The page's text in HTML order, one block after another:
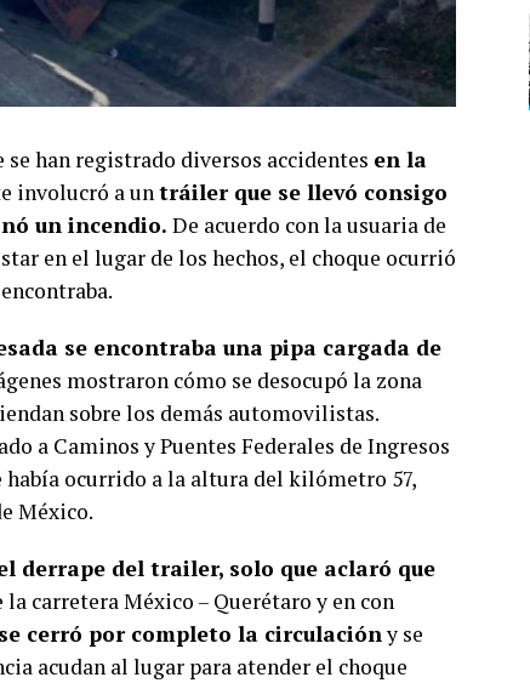
han registrado diversos accidentes en la
involucró a untráiler que se llevó consigo
un incendio. De acuerdo con la usuaria de
en el lugar de los hechos, el choque ocurrió
se encontraba una pipa cargada de
mostraron cómo se desocupó la zona
sobre los demás automovilistas.
a Caminos y Puentes Federales de Ingresos
había ocurrido a la altura del kilómetro 57,
México.
derrape del trailer, solo que aclaró que
la carretera México – Querétaro y en con
se cerró por completo la circulacióny se
acudan al lugar para atender el choque